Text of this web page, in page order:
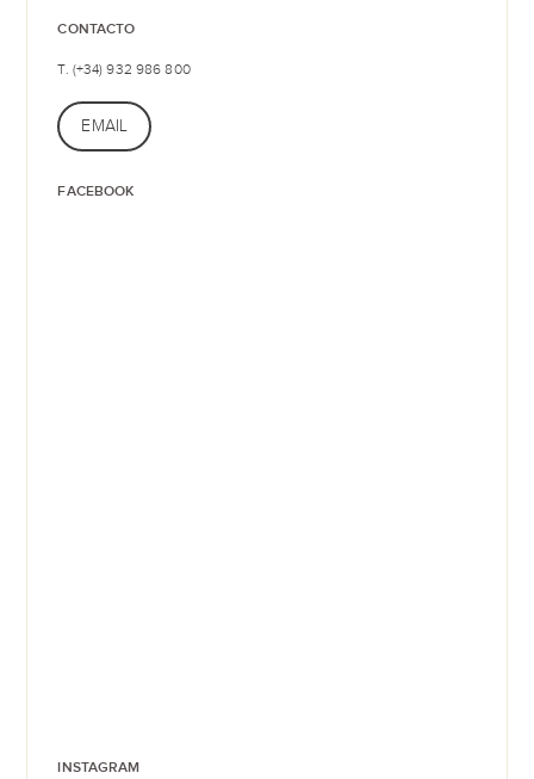
CONTACTO
T. (+34) 932 986 800
EMAIL
FACEBOOK
INSTAGRAM